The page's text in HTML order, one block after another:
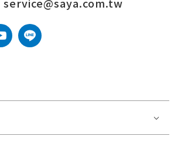
service@saya.com.tw